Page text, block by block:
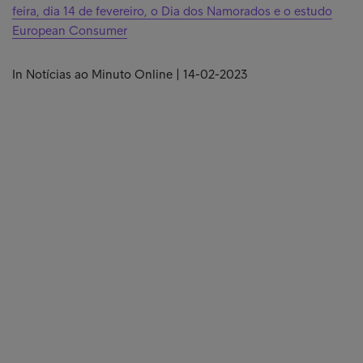
feira, dia 14 de fevereiro, o Dia dos Namorados e o estudo
European Consumer
In Notícias ao Minuto Online | 14-02-2023